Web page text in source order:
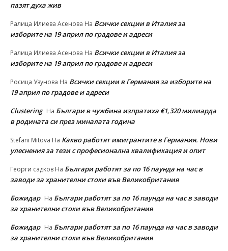
пазят духа жив
Ралица Илиева Асенова На Всички секции в Италия за
изборите на 19 април по градове и адреси
Ралица Илиева Асенова На Всички секции в Италия за
изборите на 19 април по градове и адреси
Росица Узунова На Всички секции в Германия за изборите на
19 април по градове и адреси
Clustering На Българи в чужбина изпратиха €1,320 милиарда
в родината си през миналата година
Stefani Mitova На Какво работят имигрантите в Германия. Нови
улеснeния за тези с професионална квалификация и опит
Георги садков На Българи работят за по 16 паунда на час в
заводи за хранителни стоки във Великобритания
Божидар На Българи работят за по 16 паунда на час в заводи
за хранителни стоки във Великобритания
Божидар На Българи работят за по 16 паунда на час в заводи
за хранителни стоки във Великобритания